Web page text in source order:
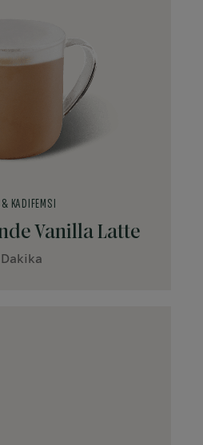
Vanilla Latte
KADIFEMSI